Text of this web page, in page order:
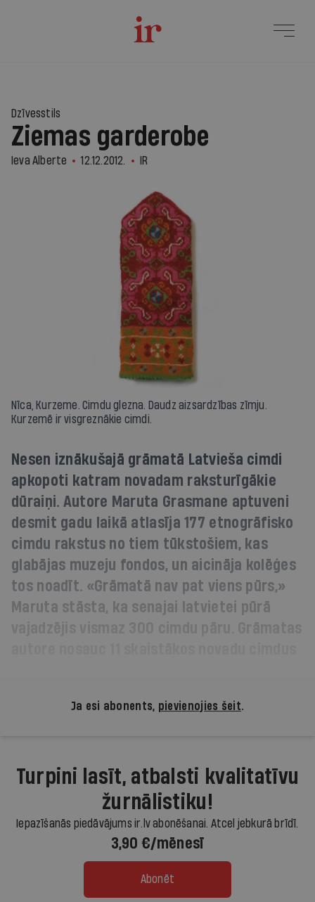
Dzīvesstils
Ziemas garderobe
Ieva Alberte 12.12.2012. IR
Nīca, Kurzeme. Cimdu glezna. Daudz aizsardzības zīmju.
Kurzemē ir visgreznākie cimdi.
Nesen iznākušajā grāmatā Latvieša cimdi
apkopoti katram novadam raksturīgākie
dūraiņi. Autore Maruta Grasmane aptuveni
desmit gadu laikā atlasīja 177 etnogrāfisko
cimdu rakstus no tiem tūkstošiem, kas
glabājas muzeju fondos, un aicināja kolēģes
tos noadīt. «Grāmatā nav pat viens pūrs,»
Maruta stāsta, ka senajai latvietei pūrā
Ja esi abonents, pievienojies šeit.
Turpini lasīt, atbalsti kvalitatīvu
žurnālistiku!
Iepazīšanās piedāvājums ir.lv abonēšanai. Atcel jebkurā brīdī.
3,90 €/mēnesī
Abonēt